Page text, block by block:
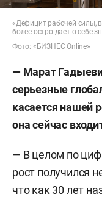
«Дефицит рабочей силы,
более остро дает о себе
Фото: «БИЗНЕС Online»
— Марат
серьезные
касается нашей
она сейчас
— В целом по
рост получился
что как 30 лет